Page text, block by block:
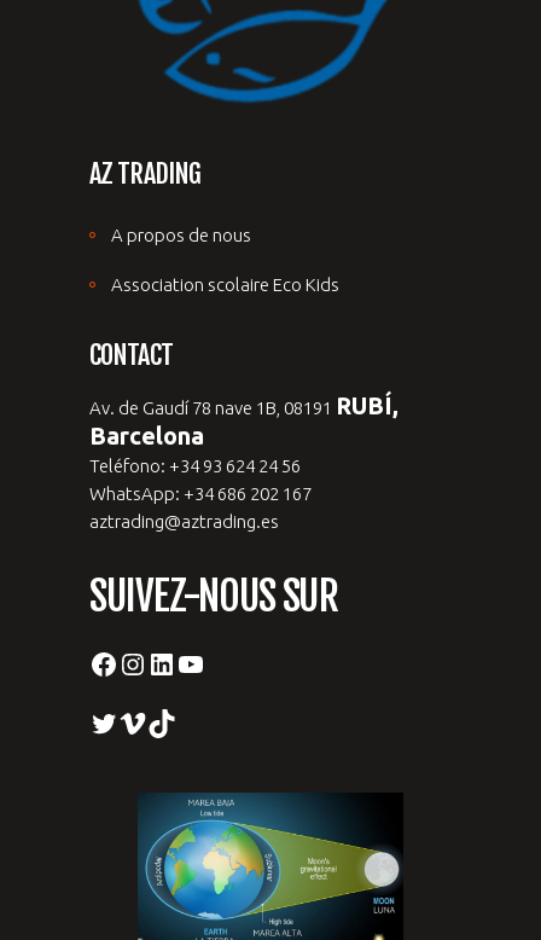
AZ TRADING
A propos de nous
Association scolaire Eco Kids
CONTACT
Av. de Gaudí 78 nave 1B, 08191 RUBÍ,
Barcelona
Teléfono: +34 93 624 24 56
WhatsApp: +34 686 202 167
aztrading@aztrading.es
SUIVEZ-NOUS SUR
Facebook
Instagram
LinkedIn
YouTube
Twitter
VimeoTikTok